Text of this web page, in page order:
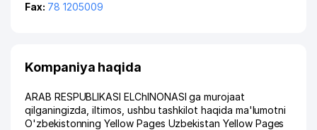
Fax: 78 1205009
Kompaniya haqida
ARAB RESPUBLIKASI ELChINONASI ga murojaat
qilganingizda, iltimos, ushbu tashkilot haqida ma'lumotni
O'zbekistonning Yellow Pages Uzbekistan Yellow Pages